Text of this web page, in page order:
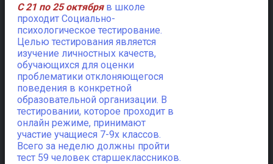
С 21 по 25 октябряв школе
проходит Социально-
психологическое тестирование.
Целью тестирования является
изучение личностных качеств,
обучающихся для оценки
проблематики отклоняющегося
поведения в конкретной
образовательной организации. В
тестировании, которое проходит в
онлайн режиме, принимают
участие учащиеся 7-9х классов.
Всего за неделю должны пройти
тест 59 человек старшеклассников.